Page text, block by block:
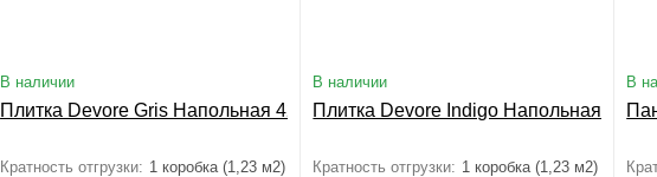
В наличии
Плитка Devore Gris Напольная 42x42
Кратность отгрузки: 1 коробка (1,23 м2)
В наличии
Плитка Devore Indigo Напольная
Кратность отгрузки: 1 коробка (1,23 м2)
В